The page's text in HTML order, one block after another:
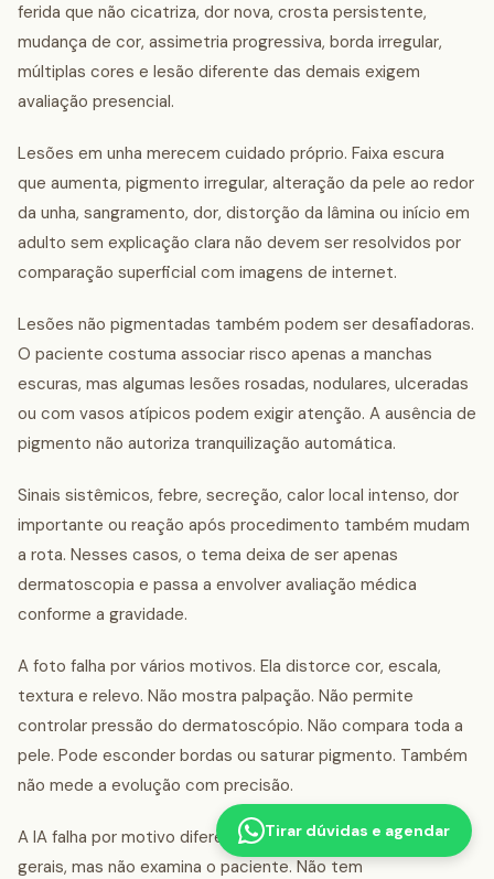
ferida que não cicatriza, dor nova, crosta persistente,
mudança de cor, assimetria progressiva, borda irregular,
múltiplas cores e lesão diferente das demais exigem
avaliação presencial.
Lesões em unha merecem cuidado próprio. Faixa escura
que aumenta, pigmento irregular, alteração da pele ao redor
da unha, sangramento, dor, distorção da lâmina ou início em
adulto sem explicação clara não devem ser resolvidos por
comparação superficial com imagens de internet.
Lesões não pigmentadas também podem ser desafiadoras.
O paciente costuma associar risco apenas a manchas
escuras, mas algumas lesões rosadas, nodulares, ulceradas
ou com vasos atípicos podem exigir atenção. A ausência de
pigmento não autoriza tranquilização automática.
Sinais sistêmicos, febre, secreção, calor local intenso, dor
importante ou reação após procedimento também mudam
a rota. Nesses casos, o tema deixa de ser apenas
dermatoscopia e passa a envolver avaliação médica
conforme a gravidade.
A foto falha por vários motivos. Ela distorce cor, escala,
textura e relevo. Não mostra palpação. Não permite
controlar pressão do dermatoscópio. Não compara toda a
pele. Pode esconder bordas ou saturar pigmento. Também
não mede a evolução com precisão.
A IA falha por motivo diferente. Ela pode organizar padrões
gerais, mas não examina o paciente. Não tem
Tirar dúvidas e agendar